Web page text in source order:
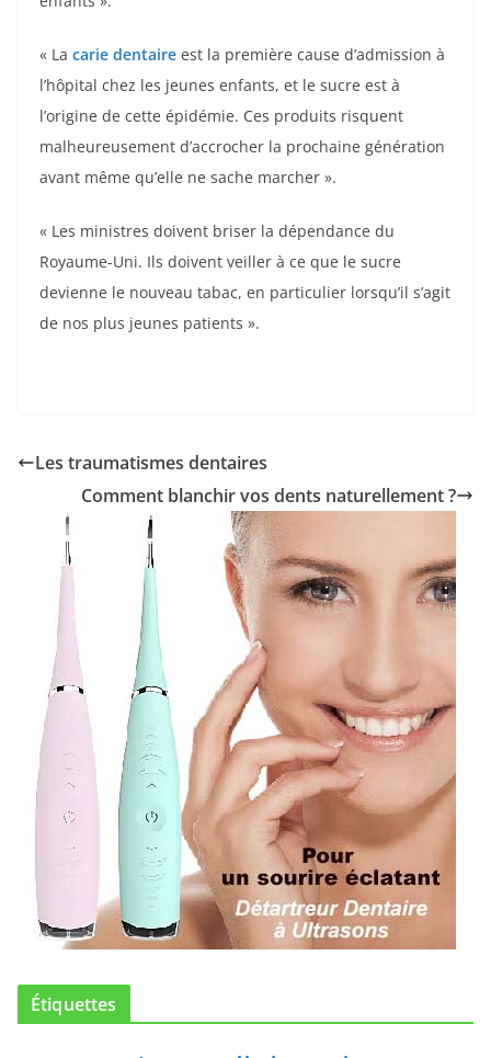
« La carie dentaire est la première cause d’admission à
l’hôpital chez les jeunes enfants, et le sucre est à
l’origine de cette épidémie. Ces produits risquent
malheureusement d’accrocher la prochaine génération
avant même qu’elle ne sache marcher ».
« Les ministres doivent briser la dépendance du
Royaume-Uni. Ils doivent veiller à ce que le sucre
devienne le nouveau tabac, en particulier lorsqu’il s’agit
de nos plus jeunes patients ».
Les traumatismes dentaires
Comment blanchir vos dents naturellement ?
Étiquettes